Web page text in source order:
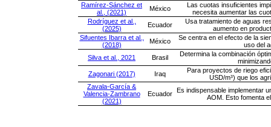
Ramírez-Sánchez et
al., (2021)
México
Las cuotas insuficientes
necesita aumentar las
Rodríguez et al.,
(2025)
Ecuador
Usa tratamiento de aguas
aumento en
Sifuentes Ibarra et al.,
(2018)
México
Se centra en el efecto de la
uso del
Silva et al., 2021
Brasil
Determina la combinación
Zagonari (2017)
Iraq
Para proyectos de riego
USD/m³) que los
Zavala-García &
Valencia-Zambrano
(2021)
Ecuador
Es indispensable implementar
AOM. Esto fomenta